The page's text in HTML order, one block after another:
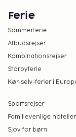
Ferie
Sommerferie
Afbudsrejser
Kombinationsrejser
Storbyferie
Kør-selv-ferier i
Sportsrejser
Familievenlige hoteller
Sjov for børn